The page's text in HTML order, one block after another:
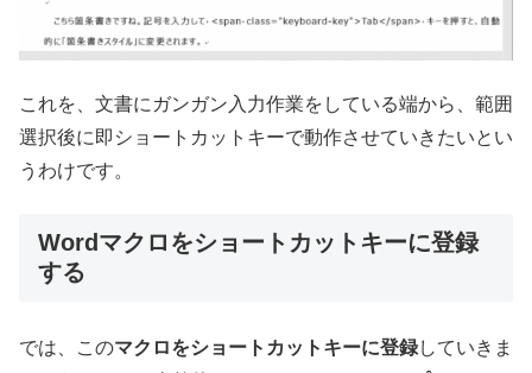
これを、文書にガンガン入力作業をしている端から、範囲
選択後に即ショートカットキーで動作させていきたいとい
うわけです。
Wordマクロをショートカットキーに登録
する
では、このマクロをショートカットキーに登録していきま